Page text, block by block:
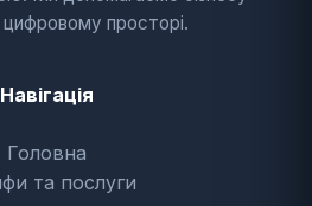
просторі.
Навігація
Головна
та послуги